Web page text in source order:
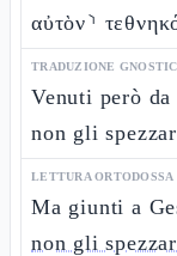
αὐτὸν⸃
TRADUZIONE
Venuti però
non gli
LETTURA ORTODOSSA
Ma giunti a
non gli